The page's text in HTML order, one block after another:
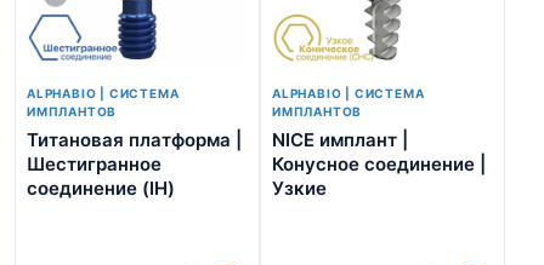
ALPHABIO | СИСТЕМА
ИМПЛАНТОВ
Титановая платформа |
Шестигранное
соединение (IH)
ALPHABIO | СИСТЕМА
ИМПЛАНТОВ
NICE имплант |
Конусное соединение |
Узкие